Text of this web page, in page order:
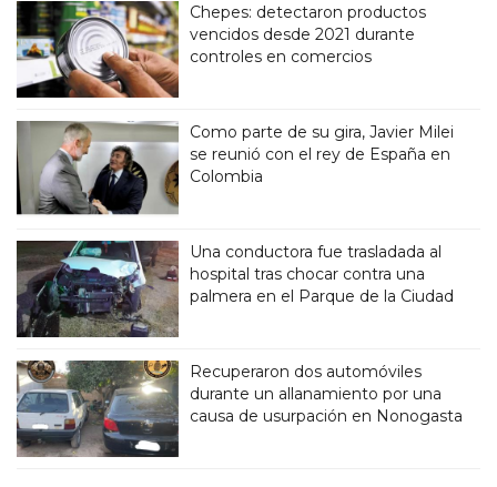
Chepes: detectaron productos
vencidos desde 2021 durante
controles en comercios
Como parte de su gira, Javier Milei
se reunió con el rey de España en
Colombia
Una conductora fue trasladada al
hospital tras chocar contra una
palmera en el Parque de la Ciudad
Recuperaron dos automóviles
durante un allanamiento por una
causa de usurpación en Nonogasta